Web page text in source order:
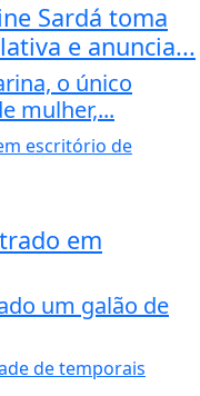
Sardá toma
e anuncia...
o único
mulher,...
em
um galão de